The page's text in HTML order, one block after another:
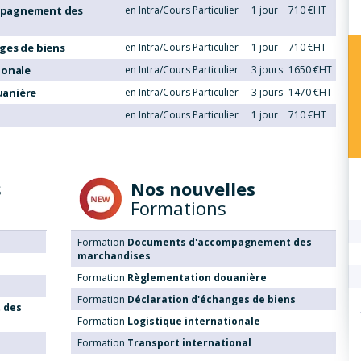
des en Intra/Cours Particulier 1 jour 710 €HT
de biens en Intra/Cours Particulier 1 jour 710 €HT
en Intra/Cours Particulier 3 jours 1650 €HT
en Intra/Cours Particulier 3 jours 1470 €HT
en Intra/Cours Particulier
1 jour 710 €HT
Nos nouvelles
Formations
Formation Documents d'accompagnement des
marchandises
Formation Règlementation douanière
Formation Déclaration d'échanges de biens
Formation Logistique internationale
Formation Transport international